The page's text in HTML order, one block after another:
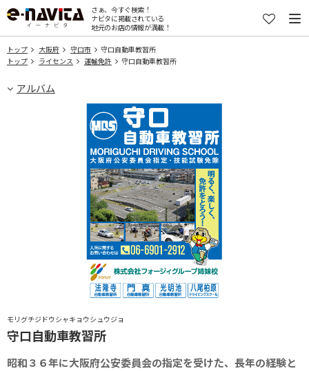
さぁ、今すぐ検索！
ナビタに掲載されている
地元のお店の情報が満載！
トップ 大阪府 守口市
守口自動車教習所
トップ
ライセンス 運輸免許 守口自動車教習所
アルバム
モリグチジドウシャキョウシュウジョ
守口自動車教習所
昭和３６年に大阪府公安委員会の指定を受けた、長年の経験と